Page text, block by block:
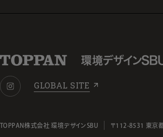
GLOBAL SITE
TOPPAN株式会社 環境デザインSBU 〒112-8531 東京